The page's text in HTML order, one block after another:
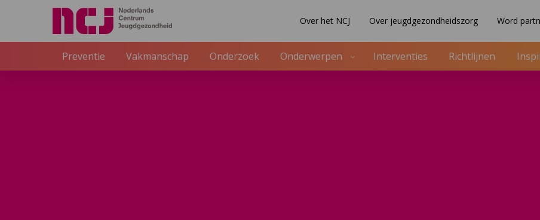
Over het NCJ Over jeugdgezondheidszorg Word
Preventie Vakmanschap Onderzoek Onderwerpen Interventies Richtlijnen